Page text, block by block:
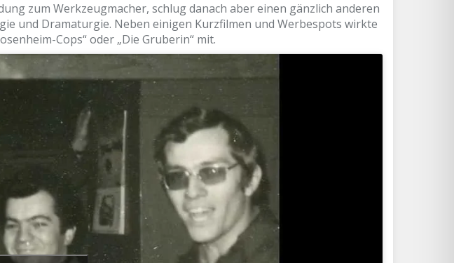
zum Werkzeugmacher, schlug danach aber einen gänzlich anderen
und Dramaturgie. Neben einigen Kurzfilmen und Werbespots wirkte
Cops“ oder „Die Gruberin“ mit.